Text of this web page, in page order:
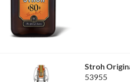
Stroh
53955